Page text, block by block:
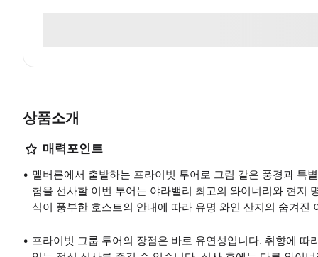
상품소개
매력포인트
멜버른에서 출발하는 프라이빗 투어로 그림 같은 풍경과 특
험을 선사할 이번 투어는 야라밸리 최고의 와이너리와 현지
식이 풍부한 호스트의 안내에 따라 유명 와인 산지의 숨겨
프라이빗 그룹 투어의 장점은 바로 유연성입니다. 취향에